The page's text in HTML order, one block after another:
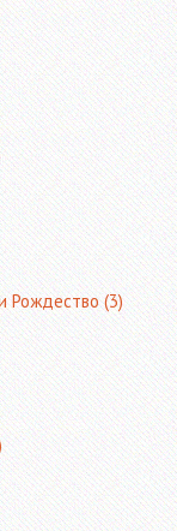
Рождество(3)